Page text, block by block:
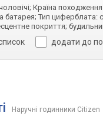
Країна
батарея; Тип циферблата:
покриття;
додати до
Наручні годинники Citizen